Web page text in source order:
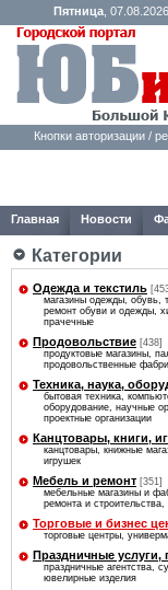
Пятница,
Кнопки авторизации /
Главная Новости
Категории
Одежда и текстиль
магазины одежды, обувь,
ремонт обуви и одежды,
прачечные
Продовольствие [438]
продуктовые магазины,
продовольственные
Техника, наука,
бытовая техника,
оборудование, научные
проектные организации
Канцтовары, книги,
канцтовары, книжные
игрушек
Мебель и ремонт [351]
мебельные магазины и
ремонта и
Торговые и бизнес
торговые центры,
Праздничные услуги,
праздничные агентства,
ювелирные изделия